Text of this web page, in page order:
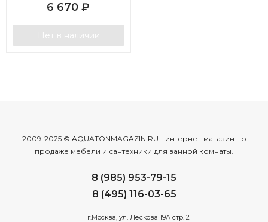
6 670 ₽
Нет в наличии
2009-2025 © AQUATONMAGAZIN.RU - интернет-магазин по
продаже мебели и сантехники для ванной комнаты.
8 (985) 953-79-15
8 (495) 116-03-65
г.Москва, ул. Лескова 19А стр. 2